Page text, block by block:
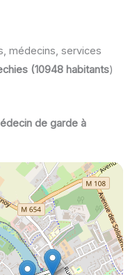
médecins, services
(10948 habitants)
de garde à